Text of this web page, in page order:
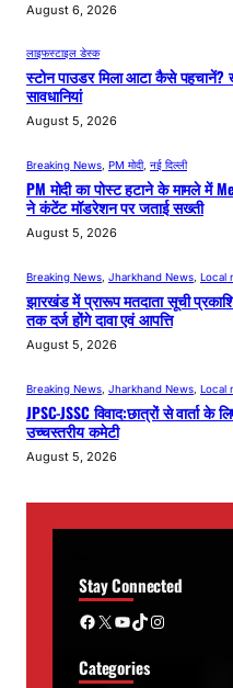
August 6, 2026
लाइफस्टाइल डेस्क
स्टोन पाउडर मिला आटा कैसे
सावधानियां
August 5, 2026
Breaking News PM मोदी, नई दिल्ली
PM मोदी का पोस्ट हटाने के मामले में
ने कंटेंट मॉडरेशन पर जताई सख्ती
August 5, 2026
Breaking News Jharkhand News Local
झारखंड में प्रारूप मतदाता सूची
तक दर्ज होंगे दावा एवं आपत्ति
August 5, 2026
Breaking News Jharkhand News Local
JPSC-JSSC विवाद:छात्रों से वार्ता के
उच्चस्तरीय कमेटी
August 5, 2026
Stay Connected
Facebook X YouTube TikTok Instagram
Categories